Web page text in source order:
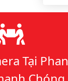
tôi
Tại Phan